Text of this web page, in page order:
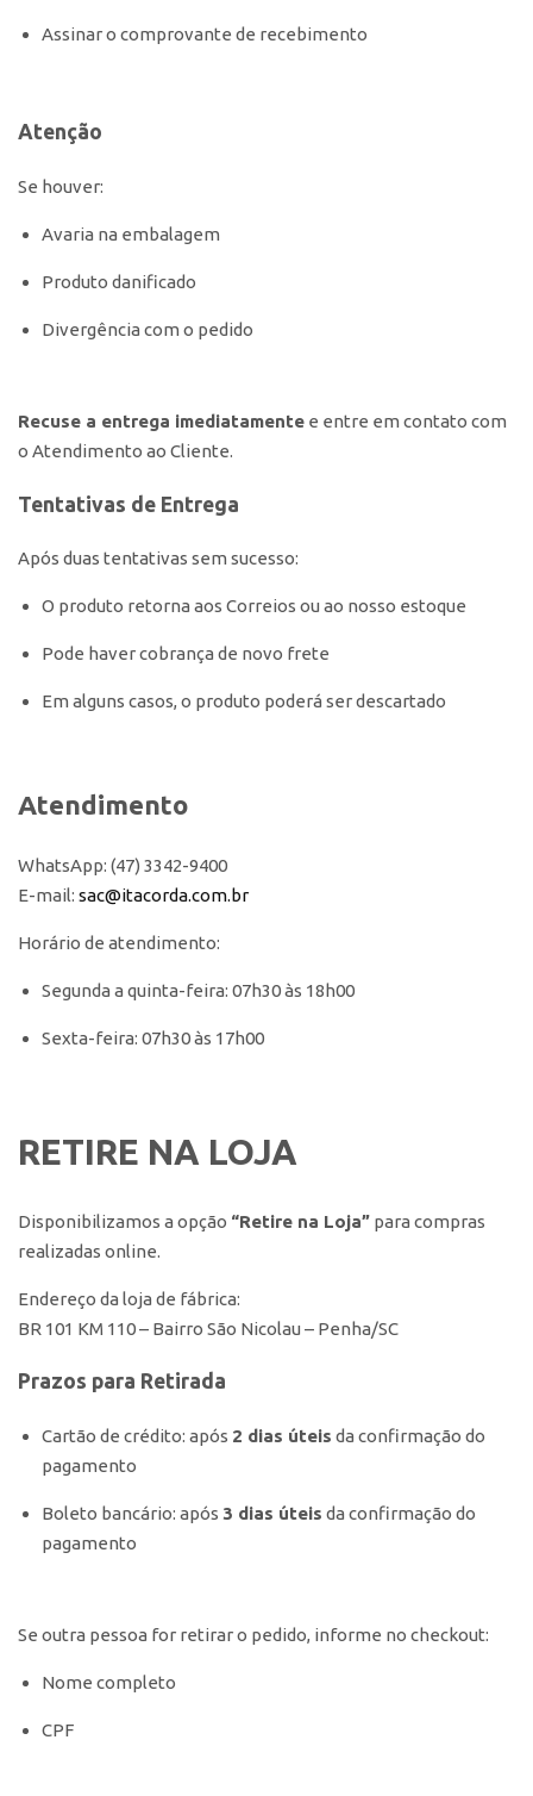
Assinar o comprovante de recebimento
Atenção
Se houver:
Avaria na embalagem
Produto danificado
Divergência com o pedido
Recuse a entrega imediatamente e entre em contato com
o Atendimento ao Cliente.
Tentativas de Entrega
Após duas tentativas sem sucesso:
O produto retorna aos Correios ou ao nosso estoque
Pode haver cobrança de novo frete
Em alguns casos, o produto poderá ser descartado
Atendimento
WhatsApp: (47) 3342-9400
E-mail: sac@itacorda.com.br
Horário de atendimento:
Segunda a quinta-feira: 07h30 às 18h00
Sexta-feira: 07h30 às 17h00
RETIRE NA LOJA
Disponibilizamos a opção “Retire na Loja” para compras
realizadas online.
Endereço da loja de fábrica:
BR 101 KM 110 – Bairro São Nicolau – Penha/SC
Prazos para Retirada
Cartão de crédito: após 2 dias úteis da confirmação do
pagamento
Boleto bancário: após 3 dias úteis da confirmação do
pagamento
Se outra pessoa for retirar o pedido, informe no checkout:
Nome completo
CPF